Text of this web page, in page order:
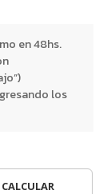
en 48hs.
los
CALCULAR